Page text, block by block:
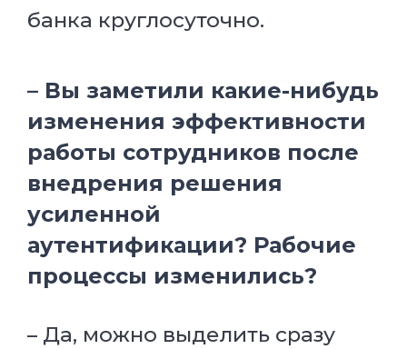
банка круглосуточно.
– Вы заметили какие-нибудь
изменения эффективности
работы сотрудников после
внедрения решения
усиленной
аутентификации? Рабочие
процессы изменились?
– Да, можно выделить сразу